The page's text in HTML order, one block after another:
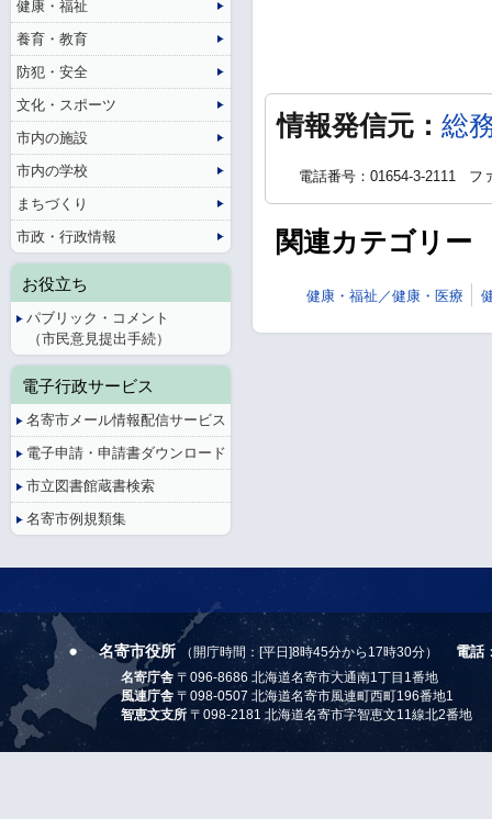
情報発信元： 総
電話番号：01654-3-2111 フ
関連カテゴリー
健康・福祉／健康・医療
健康・福祉
養育・教育
防犯・安全
文化・スポーツ
市内の施設
市内の学校
まちづくり
市政・行政情報
お役立ち
パブリック・コメント
（市民意見提出手続）
電子行政サービス
名寄市メール情報配信サービス
電子申請・申請書ダウンロード
市立図書館蔵書検索
名寄市例規類集
名寄市役所 （開庁時間：[平日]8時45分から17時30分） 電話
名寄庁舎 〒096-8686 北海道名寄市大通南1丁目1番地
風連庁舎 〒098-0507 北海道名寄市風連町西町196番地1
智恵文支所 〒098-2181 北海道名寄市字智恵文11線北2番地